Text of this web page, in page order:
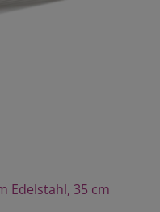
Edelstahl, 35 cm